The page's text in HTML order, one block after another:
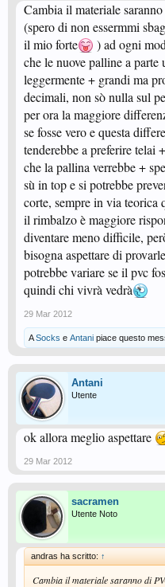
Cambia il materiale
(spero di non essermmi
il mio forte
) ad ogni
che le nuove palline a parte
leggermente + grandi ma
decimali, non sò nulla sul
per ora la maggiore
se fosse vero e questa
tenderebbe a preferire telai
che la pallina verrebbe +
sù in top e si potrebbe
corte, sempre in via teorica
il rimbalzo è maggiore
diventare meno difficile,
bisogna aspettare di
potrebbe variare se il pvc
quindi chi vivrà vedrà
29 Mar 2012
ASocks e Antani piace questo
Antani
Utente
ok allora meglio aspettare
29 Mar 2012
sacramen
Utente Noto
andras ha scritto: ↑
Cambia il materiale saranno di